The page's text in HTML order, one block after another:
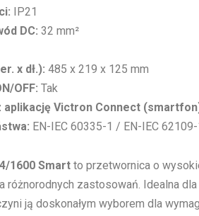
IP21
DC: 32 mm²
x dł.): 485 x 219 x 125 mm
OFF: Tak
aplikację Victron Connect
EN-IEC 60335-1 / EN-IEC 62109-
1600 Smart to przetwornica o
różnorodnych zastosowań. Idealna
ją doskonałym wyborem dla